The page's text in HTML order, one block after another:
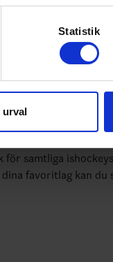
kännetecken
ställ in dina
till
sådana identifierare
med.
samlat in när du
Statistik
urval
samtliga
favoritlag kan du